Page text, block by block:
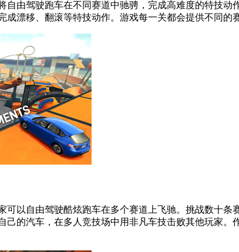
自由驾驶跑车在不同赛道中驰骋，完成高难度的特技
成漂移、翻滚等特技动作。游戏每一关都会提供不同
可以自由驾驶酷炫跑车在多个赛道上飞驰。挑战数十
己的汽车，在多人竞技场中用非凡车技击败其他玩家